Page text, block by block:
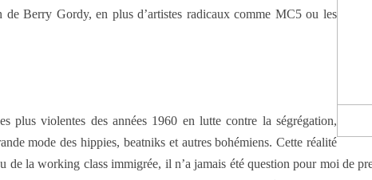
Berry Gordy, en plus d’artistes radicaux comme MC5 ou les
plus violentes des années 1960 en lutte contre la ségrégation,
mode des hippies, beatniks et autres bohémiens. Cette réalité
de la working class immigrée, il n’a jamais été question pour moi de